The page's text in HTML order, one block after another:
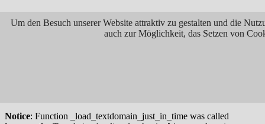
Notice: Function _load_textdomain_just_in_time was called
. Translation loading for thejetpack domain was
triggered too early. This is usually an indicator for some code in the
Notice: Function _load_textdomain_just_in_time was called
Um den Besuch unserer Website attraktiv zu gestalten und die
auch zur Möglichkeit, das Setzen von